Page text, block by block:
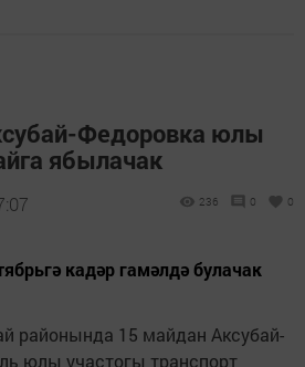
Федоровка юлы
ябылачак
236 0 0
кадәр гамәлдә булачак
районында 15 майдан Аксубай-
юлы участогы транспорт